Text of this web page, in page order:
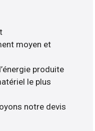
moyen et
produite
le plus
notre devis